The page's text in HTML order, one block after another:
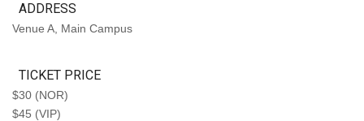
ADDRESS
Venue A, Main Campus
TICKET PRICE
$30 (NOR)
$45 (VIP)